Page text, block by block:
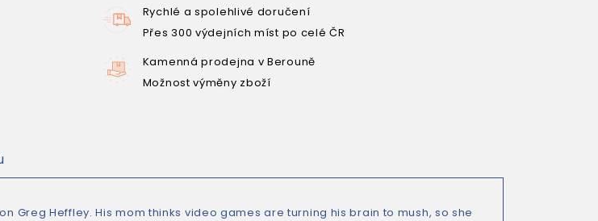
Rychlé a spolehlivé doručení
Přes 300 výdejních míst po celé ČR
Kamenná prodejna v Berouně
Možnost výměny zboží
Greg Heffley. His mom thinks video games are turning his brain to mush, so she